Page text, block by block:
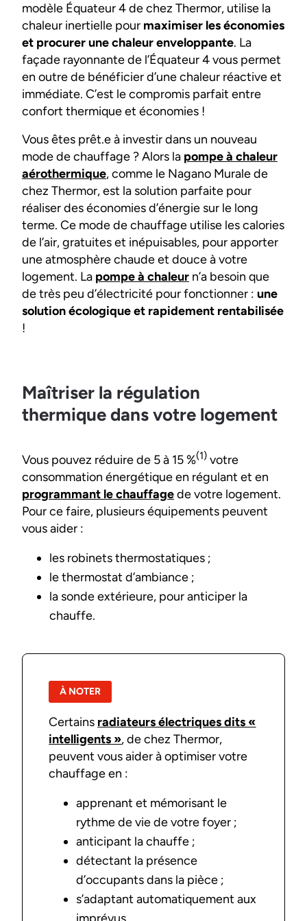
modèle Équateur 4 de chez Thermor, utilise la
chaleur inertielle pour maximiser les économies
et procurer une chaleur enveloppante. La
façade rayonnante de l’Équateur 4 vous permet
en outre de bénéficier d’une chaleur réactive et
immédiate. C’est le compromis parfait entre
confort thermique et économies !
Vous êtes prêt.e à investir dans un nouveau
mode de chauffage ? Alors la pompe à chaleur
aérothermique, comme le Nagano Murale de
chez Thermor, est la solution parfaite pour
réaliser des économies d’énergie sur le long
terme. Ce mode de chauffage utilise les calories
de l’air, gratuites et inépuisables, pour apporter
une atmosphère chaude et douce à votre
logement. La pompe à chaleur n’a besoin que
de très peu d’électricité pour fonctionner : une
solution écologique et rapidement rentabilisée
!
Maîtriser la régulation
thermique dans votre logement
Vous pouvez réduire de 5 à 15 %(1) votre
consommation énergétique en régulant et en
programmant le chauffagede votre logement.
Pour ce faire, plusieurs équipements peuvent
vous aider :
les robinets thermostatiques ;
le thermostat d’ambiance ;
la sonde extérieure, pour anticiper la
chauffe.
À NOTER
Certains radiateurs électriques dits «
intelligents », de chez Thermor,
peuvent vous aider à optimiser votre
chauffage en :
apprenant et mémorisant le
rythme de vie de votre foyer ;
anticipant la chauffe ;
détectant la présence
d’occupants dans la pièce ;
s’adaptant automatiquement aux